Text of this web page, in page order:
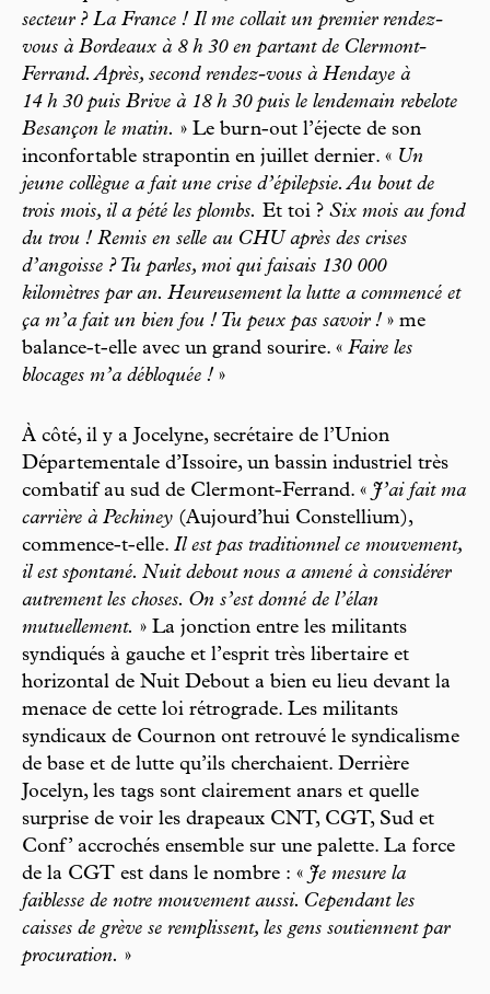
secteur ? La France ! Il me collait un premier rendez-
vous à Bordeaux à 8 h 30 en partant de Clermont-
Ferrand. Après, second rendez-vous à Hendaye à
14 h 30 puis Brive à 18 h 30 puis le lendemain rebelote
Besançon le matin. » Le burn-out l’éjecte de son
inconfortable strapontin en juillet dernier. « Un
jeune collègue a fait une crise d’épilepsie. Au bout de
trois mois, il a pété les plombs. Et toi ? Six mois au fond
du trou ! Remis en selle au CHU après des crises
d’angoisse ? Tu parles, moi qui faisais 130 000
kilomètres par an. Heureusement la lutte a commencé et
ça m’a fait un bien fou ! Tu peux pas savoir ! » me
balance-t-elle avec un grand sourire. « Faire les
blocages m’a débloquée ! »
À côté, il y a Jocelyne, secrétaire de l’Union
Départementale d’Issoire, un bassin industriel très
combatif au sud de Clermont-Ferrand. « J’ai fait ma
carrière à Pechiney (Aujourd’hui Constellium),
commence-t-elle. Il est pas traditionnel ce mouvement,
il est spontané. Nuit debout nous a amené à considérer
autrement les choses. On s’est donné de l’élan
mutuellement. » La jonction entre les militants
syndiqués à gauche et l’esprit très libertaire et
horizontal de Nuit Debout a bien eu lieu devant la
menace de cette loi rétrograde. Les militants
syndicaux de Cournon ont retrouvé le syndicalisme
de base et de lutte qu’ils cherchaient. Derrière
Jocelyn, les tags sont clairement anars et quelle
surprise de voir les drapeaux CNT, CGT, Sud et
Conf’ accrochés ensemble sur une palette. La force
de la CGT est dans le nombre : « Je mesure la
faiblesse de notre mouvement aussi. Cependant les
caisses de grève se remplissent, les gens soutiennent par
procuration. »